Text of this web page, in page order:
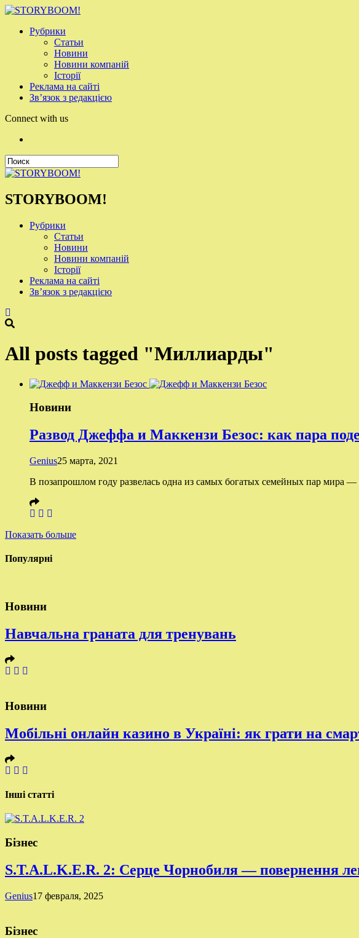
Рубрики
Статьи
Новини
Новини компаній
Історії
Реклама на сайті
Зв’язок з редакцією
Connect with us
STORYBOOM!
Рубрики
Статьи
Новини
Новини компаній
Історії
Реклама на сайті
Зв’язок з редакцією
All posts tagged "Миллиарды"
Новини
Развод Джеффа и Маккензи Безос: как пара
Genius25 марта, 2021
В позапрошлом году развелась одна из самых богатых семейных пар мира
Показать больше
Популярні
Новини
Навчальна граната для тренувань
Новини
Мобільні онлайн казино в Україні: як грати на
Інші статті
Бізнес
S.T.A.L.K.E.R. 2: Серце Чорнобиля — повернення
Genius17 февраля, 2025
Бізнес